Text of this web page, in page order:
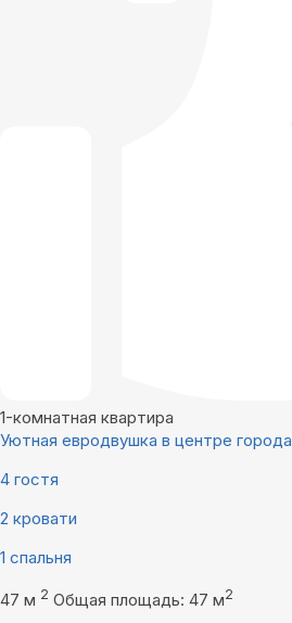
1-комнатная квартира
Уютная евродвушка в центре города
4 гостя
2 кровати
1 спальня
47 м 2 Общая площадь: 47 м2